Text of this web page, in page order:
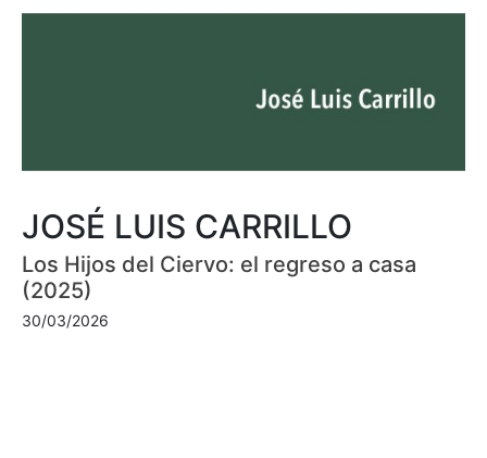
JOSÉ LUIS CARRILLO
Los Hijos del Ciervo: el regreso a casa
(2025)
30/03/2026